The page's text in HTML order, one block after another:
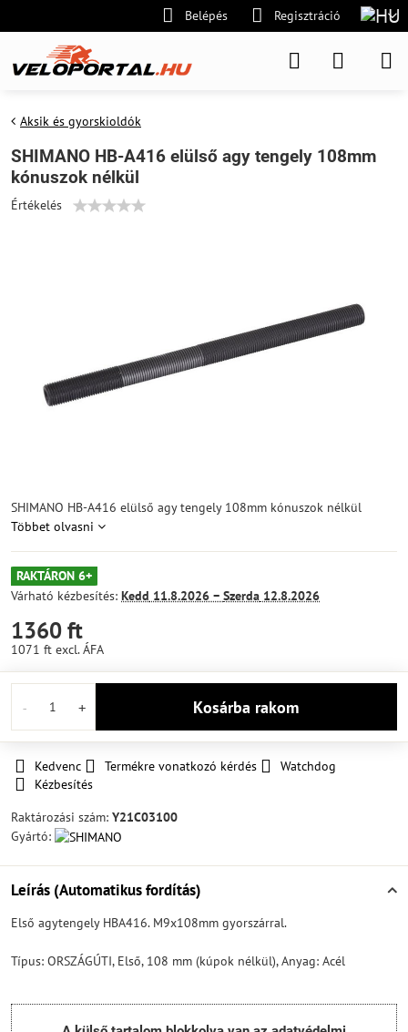
Belépés Regisztráció
Aksik és gyorskioldók
SHIMANO HB-A416 elülső agy tengely 108mm
kónuszok nélkül
Értékelés
SHIMANO HB-A416 elülső agy tengely 108mm kónuszok nélkül
Többet olvasni
RAKTÁRON 6+
Várható kézbesítés: Kedd 11.8.2026 − Szerda 12.8.2026
1360 ft
1071 ft excl. ÁFA
Kosárba rakom
Kedvenc Termékre vonatkozó kérdés
Watchdog
Kézbesítés
Raktározási szám: Y21C03100
Gyártó:
Leírás (Automatikus fordítás)
Első agytengely HBA416. M9x108mm gyorszárral.
Típus: ORSZÁGÚTI, Első, 108 mm (kúpok nélkül), Anyag: Acél